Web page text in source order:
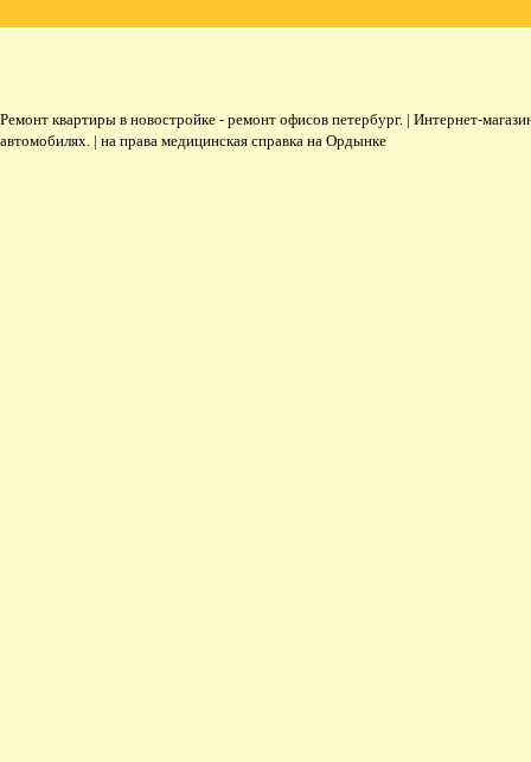
Ремонт квартиры в новостройке - ремонт офисов петербург. | Интернет-
автомобилях. | на права медицинская справка на Ордынке